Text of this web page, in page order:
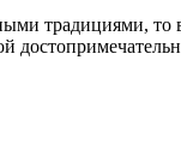
традициями, то